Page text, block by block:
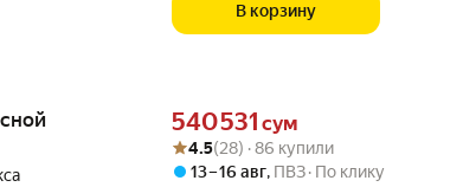
В корзину
Цена 540531 сум вместо
540 531 сум
Рейтинг товара: 4.5 из 5
Оценок: (28) · 86 купили
4.5(28) · 86 купили
13 – 16 авг, ПВЗ По клику